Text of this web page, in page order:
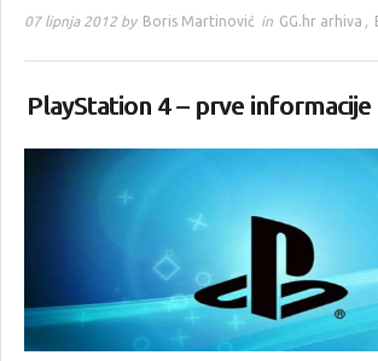
07 lipnja 2012 by Boris Martinović in GG.hr arhiva ,
PlayStation 4 – prve informacije